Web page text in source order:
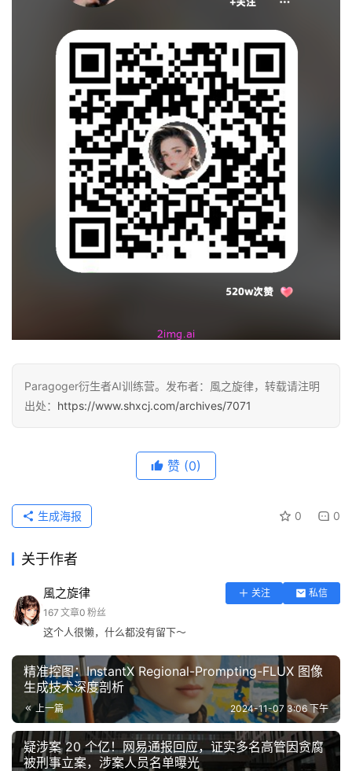
Paragoger衍生者AI训练营。发布者：風之旋律，转载请注明
出处： https://www.shxcj.com/archives/7071
赞 (0)
0 0
生成海报
关于作者
風之旋律 关注
私信
167 文章0 粉丝
这个人很懒，什么都没有留下～
精准控图：InstantX Regional-Prompting-FLUX 图像
生成技术深度剖析
上一篇 2024-11-07 3:06 下午
疑涉案 20 个亿！网易通报回应，证实多名高管因贪腐
被刑事立案，涉案人员名单曝光